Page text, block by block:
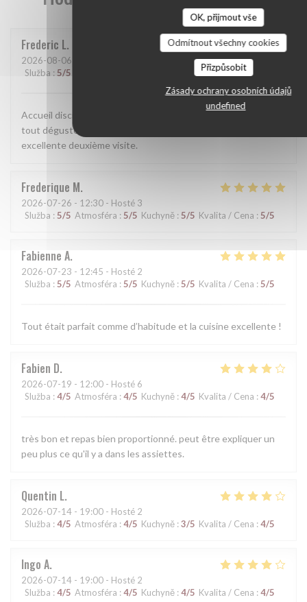
OK, přijmout vše
Odmítnout všechny cookies
Přizpůsobit
Zásady ochrany osobních údajů
undefined
Frederic L
2026-08-06
Služba : 5/5 /5 Kvalita / Cena
Accueil discret et bienveillant. Mets de grande qualité. Le
tout déguster sur la terrasse par une journée idéale. Une
excellente deuxième visite.
Frederique M
2026-07-26 - 12:30 - Hosté 3
Služba : 5/5 Atmosféra : 5/5 Kuchyně : 5/5 Kvalita / Cena : 5/5
Fabienne A
2026-07-23 - 12:45 - Hosté 2
Služba : 5/5 Atmosféra : 5/5 Kuchyně : 5/5 Kvalita / Cena : 5/5
Tout était parfait comme d’habitude et la cuisine excellente !
Fabien D
2026-07-19 - 12:00 - Hosté 6
Služba : 4/5 Atmosféra : 4/5 Kuchyně : 4/5 Kvalita / Cena : 4/5
très bon et repas bien proportionné. peut être expliquer un
peu plus ce qu'il y a dans les assiettes.
Quentin L
2026-07-14 - 19:00 - Hosté 2
Služba : 4/5 Atmosféra : 4/5 Kuchyně : 3/5 Kvalita / Cena : 4/5
Ingo A
2026-07-14 - 19:00 - Hosté 2
Služba : 4/5 Atmosféra : 4/5 Kuchyně : 4/5 Kvalita / Cena : 4/5